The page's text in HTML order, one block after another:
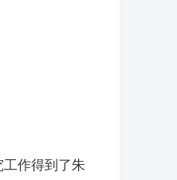
作得到了朱